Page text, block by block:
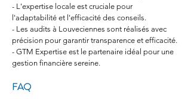
- L'expertise locale est cruciale pour
l'adaptabilité et l'efficacité des conseils.
- Les audits à Louveciennes sont réalisés avec
précision pour garantir transparence et efficacité.
- GTM Expertise est le partenaire idéal pour une
gestion financière sereine.
FAQ